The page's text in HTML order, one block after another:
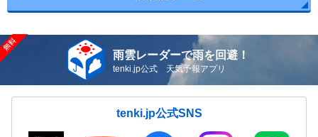
雨雲レーダーで雨を回避！
tenki.jp公式 天気予報アプリ
tenki.jp公式SNS